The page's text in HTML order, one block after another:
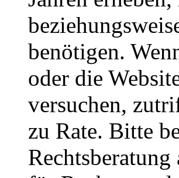
benötigen.
oder die
versuchen,
zu Rate. Bitte